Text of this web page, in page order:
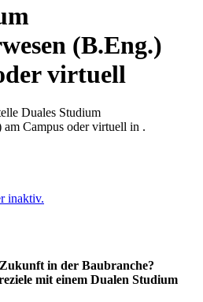
(B.Eng.)
virtuell
Duales Studium
Campus oder virtuell in .
inaktiv.
in der Baubranche?
mit einem Dualen Studium